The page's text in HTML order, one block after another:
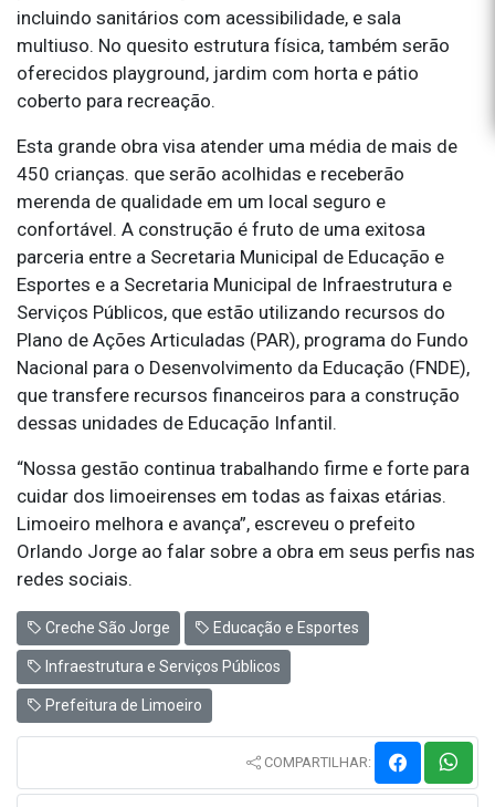
incluindo sanitários com acessibilidade, e sala
multiuso. No quesito estrutura física, também serão
oferecidos playground, jardim com horta e pátio
coberto para recreação.
Esta grande obra visa atender uma média de mais de
450 crianças. que serão acolhidas e receberão
merenda de qualidade em um local seguro e
confortável. A construção é fruto de uma exitosa
parceria entre a Secretaria Municipal de Educação e
Esportes e a Secretaria Municipal de Infraestrutura e
Serviços Públicos, que estão utilizando recursos do
Plano de Ações Articuladas (PAR), programa do Fundo
Nacional para o Desenvolvimento da Educação (FNDE),
que transfere recursos financeiros para a construção
dessas unidades de Educação Infantil.
“Nossa gestão continua trabalhando firme e forte para
cuidar dos limoeirenses em todas as faixas etárias.
Limoeiro melhora e avança”, escreveu o prefeito
Orlando Jorge ao falar sobre a obra em seus perfis nas
redes sociais.
Creche São Jorge Educação e Esportes
Infraestrutura e Serviços Públicos
Prefeitura de Limoeiro
COMPARTILHAR: